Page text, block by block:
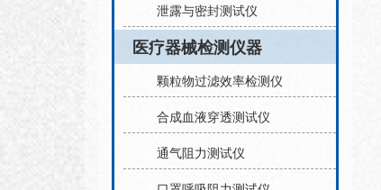
泄露与密封测试仪
医疗器械检测仪器
颗粒物过滤效率检测仪
合成血液穿透测试仪
通气阻力测试仪